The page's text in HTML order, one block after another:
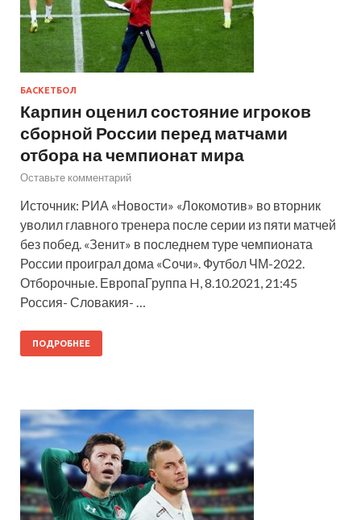
БАСКЕТБОЛ
Карпин оценил состояние игроков
сборной России перед матчами
отбора на чемпионат мира
Оставьте комментарий
Источник: РИА «Новости» «Локомотив» во вторник
уволил главного тренера после серии из пяти матчей
без побед. «Зенит» в последнем туре чемпионата
России проиграл дома «Сочи». Футбол ЧМ-2022.
Отборочные. ЕвропаГруппа H, 8.10.2021, 21:45
Россия- Словакия- …
ПОДРОБНЕЕ